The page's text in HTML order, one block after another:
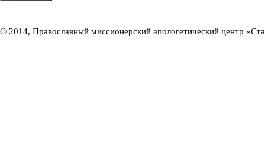
© 2014, Православный миссионерский апологетический центр